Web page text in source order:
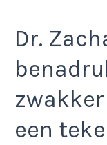
Dr.
een